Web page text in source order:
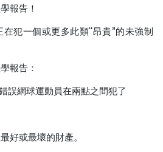
報告！
犯一個或更多此類“昂貴”的未強制
報告：
誤網球運動員在兩點之間犯了
好或最壞的財產。